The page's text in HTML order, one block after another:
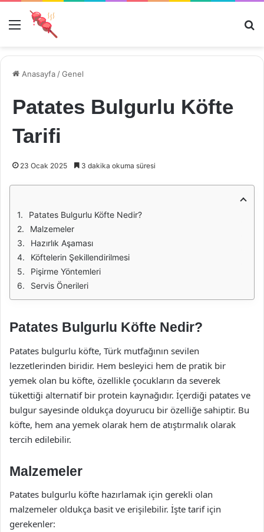
Menü
Anasayfa /Genel
Patates Bulgurlu Köfte
Tarifi
23 Ocak 2025 3 dakika okuma süresi
Patates Bulgurlu Köfte Nedir?
Malzemeler
Hazırlık Aşaması
Köftelerin Şekillendirilmesi
Pişirme Yöntemleri
Servis Önerileri
Patates Bulgurlu Köfte Nedir?
Patates bulgurlu köfte, Türk mutfağının sevilen
lezzetlerinden biridir. Hem besleyici hem de pratik bir
yemek olan bu köfte, özellikle çocukların da severek
tükettiği alternatif bir protein kaynağıdır. İçerdiği patates ve
bulgur sayesinde oldukça doyurucu bir özelliğe sahiptir. Bu
köfte, hem ana yemek olarak hem de atıştırmalık olarak
tercih edilebilir.
Malzemeler
Patates bulgurlu köfte hazırlamak için gerekli olan
malzemeler oldukça basit ve erişilebilir. İşte tarif için
gerekenler: